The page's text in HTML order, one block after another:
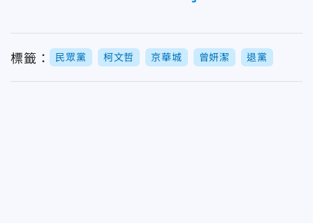
標籤： 民眾黨 柯文哲 京華城 曾妍潔 退黨